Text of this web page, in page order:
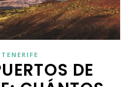
TENERIFE
DE